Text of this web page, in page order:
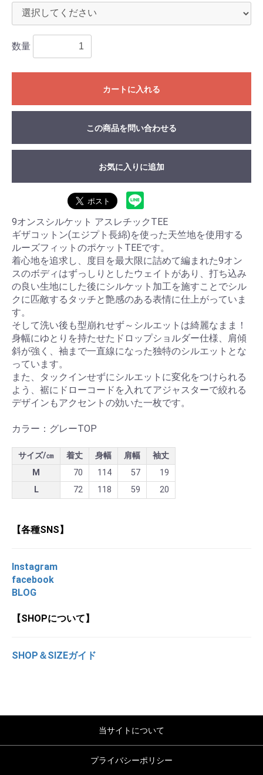
数量
カートに入れる
この商品を問い合わせる
お気に入りに追加
9オンスシルケット アスレチックTEE
ギザコットン(エジプト長綿)を使った天竺地を使用する
ルーズフィットのポケットTEEです。
着心地を追求し、度目を最大限に詰めて編まれた9オン
スのボディはずっしりとしたウェイトがあり、打ち込み
の良い生地にした後にシルケット加工を施すことでシル
クに匹敵するタッチと艶感のある表情に仕上がっていま
す。
そして洗い後も型崩れせず～シルエットは綺麗なまま！
身幅にゆとりを持たせたドロップショルダー仕様、肩傾
斜が強く、袖まで一直線になった独特のシルエットとな
っています。
また、タックインせずにシルエットに変化をつけられる
よう、裾にドローコードを入れてアジャスターで絞れる
デザインもアクセントの効いた一枚です。
カラー：グレーTOP
サイズ/㎝ 着丈 身幅 肩幅
袖丈
M
70 114 57
19
L
72 118 59 20
【各種SNS】
Instagram
facebook
BLOG
【SHOPについて】
SHOP＆SIZEガイド
当サイトについて
プライバシーポリシー